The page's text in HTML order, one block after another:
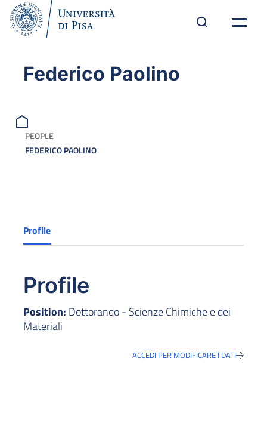
Federico Paolino
PEOPLE
FEDERICO PAOLINO
Profile
Profile
Position: Dottorando - Scienze Chimiche e dei
Materiali
ACCEDI PER MODIFICARE I DATI